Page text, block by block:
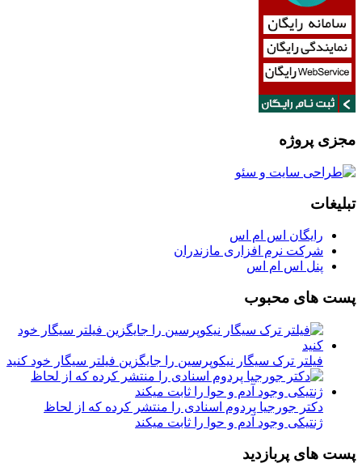
مجزی پروژه
تبلیغات
رایگان اس ام اس
شرکت نرم افزاری مازندران
پنل اس ام اس
پست های محبوب
فیلتر ترک سیگار نیکوپرسین را جایگزین فیلتر سیگار خود کنید
دکتر جورجیا پردوم اسنادی را منتشر کرده که از لحاظ
ژنتیکی وجود آدم و حوا را ثابت میکند
پست های پربازدید